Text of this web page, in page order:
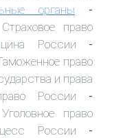
органы -
Страховое право
России -
право
и права
России -
Уголовное право
России -